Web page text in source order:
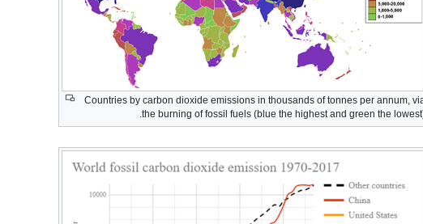
Countries by carbon dioxide emissions in thousands of tonnes per annum,
the burning of fossil fuels (blue the highest and green the